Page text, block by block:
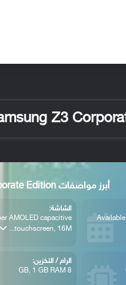
أبرز مواصفات Samsung Z3 Corporate Edition
الشاشة:
AMOLED capacitive
touchscreen, 16M...
الرام / التخزين:
8 GB, 1 GB RAM